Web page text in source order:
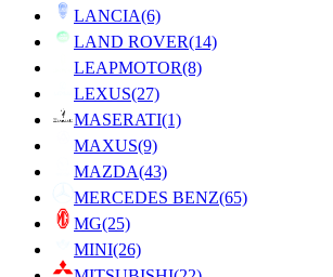
LANCIA(6)
LAND ROVER(14)
LEAPMOTOR(8)
LEXUS(27)
MASERATI(1)
MAXUS(9)
MAZDA(43)
MERCEDES BENZ(65)
MG(25)
MINI(26)